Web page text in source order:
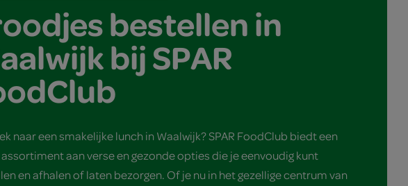
bestellen in
bij SPAR
naar een smakelijke lunch in Waalwijk? SPAR FoodClub biedt een
aan verse en gezonde opties die je eenvoudig kunt
en afhalen of laten bezorgen. Of je nu in het gezellige centrum van